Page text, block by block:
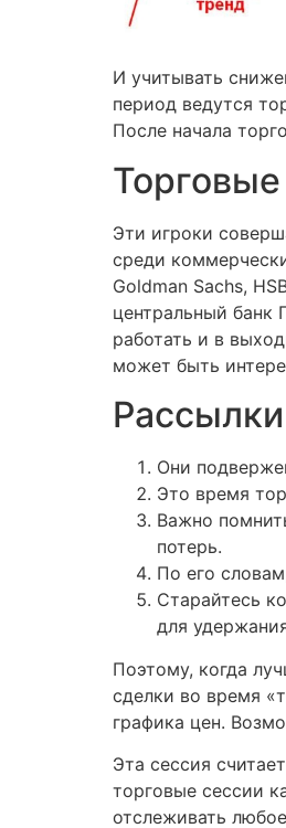
И учитывать
период ведутся
После начала
Эти игроки
среди
Goldman Sachs,
центральный банк
работать и в
может быть
Они
Это время
Важно
потерь.
По его
Старайтесь
для
Поэтому, когда
сделки во время
графика цен.
Эта сессия
торговые сессии
отслеживать